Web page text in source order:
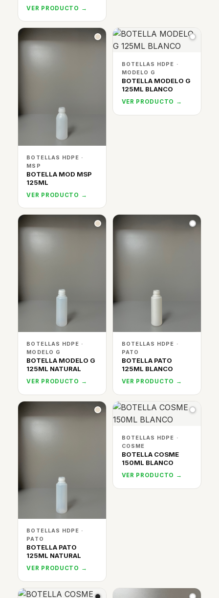
VER PRODUCTO →
BOTELLAS HDPE ·
MSP
BOTELLA MOD MSP
125ML
VER PRODUCTO →
BOTELLAS HDPE ·
MODELO G
BOTELLA MODELO G
125ML BLANCO
VER PRODUCTO →
BOTELLAS HDPE ·
MODELO G
BOTELLA MODELO G
125ML NATURAL
VER PRODUCTO →
BOTELLAS HDPE ·
PATO
BOTELLA PATO
125ML BLANCO
VER PRODUCTO →
BOTELLAS HDPE ·
PATO
BOTELLA PATO
125ML NATURAL
VER PRODUCTO →
BOTELLAS HDPE ·
COSME
BOTELLA COSME
150ML BLANCO
VER PRODUCTO →